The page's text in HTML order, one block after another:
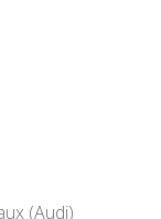
(Audi)